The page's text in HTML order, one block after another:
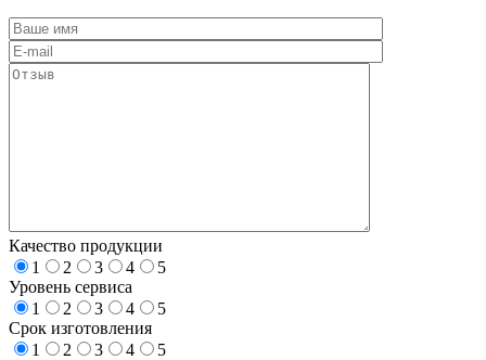
Качество продукции
1
2 3 4
5
Уровень сервиса
1
2 3 4
5
Срок изготовления
1
2 3 4
5